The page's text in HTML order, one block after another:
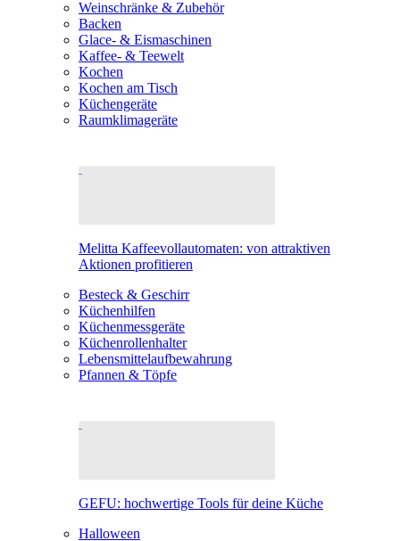
Weinschränke & Zubehör
Backen
Glace- & Eismaschinen
Kaffee- & Teewelt
Kochen
Kochen am Tisch
Küchengeräte
Raumklimageräte
Melitta Kaffeevollautomaten: von attraktiven
Aktionen profitieren
Besteck & Geschirr
Küchenhilfen
Küchenmessgeräte
Küchenrollenhalter
Lebensmittelaufbewahrung
Pfannen & Töpfe
GEFU: hochwertige Tools für deine Küche
Halloween